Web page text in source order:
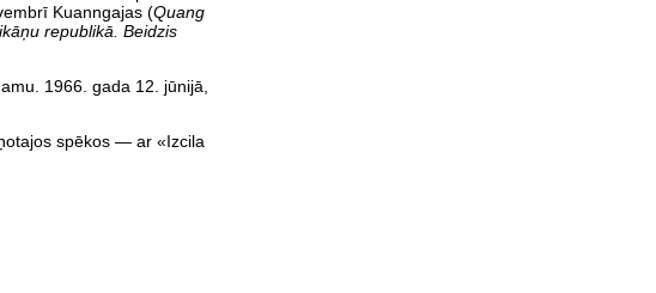
Kuanngajas (Quang
republikā. Beidzis
1966. gada 12. jūnijā,
spēkos — ar «Izcila